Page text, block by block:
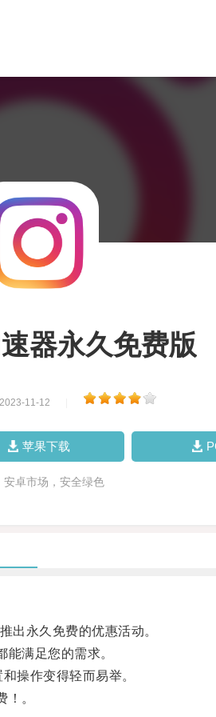
器永久免费版
11-12
苹果下载
安卓市场，安全绿色
永久免费的优惠活动。
满足您的需求。
操作变得轻而易举。
。